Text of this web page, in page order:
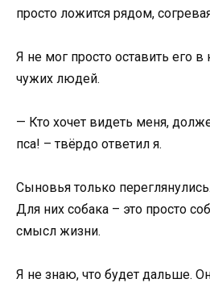
просто ложится рядом,
Я не мог просто оставить его
чужих людей.
— Кто хочет видеть меня,
пса! – твёрдо ответил я.
Сыновья только
Для них собака – это просто
смысл жизни.
Я не знаю, что будет дальше.